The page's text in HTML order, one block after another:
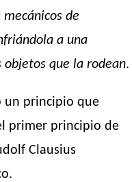
de
a una
que la rodean.
un principio que
primer principio de
Clausius